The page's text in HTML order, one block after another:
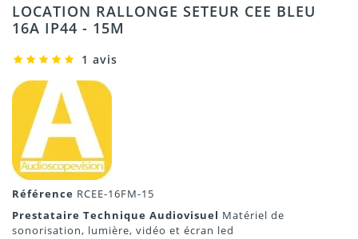
LOCATION RALLONGE SETEUR CEE BLEU
16A IP44 - 15M
1 avis
Référence RCEE-16FM-15
Prestataire Technique Audiovisuel Matériel de
sonorisation, lumière, vidéo et écran led